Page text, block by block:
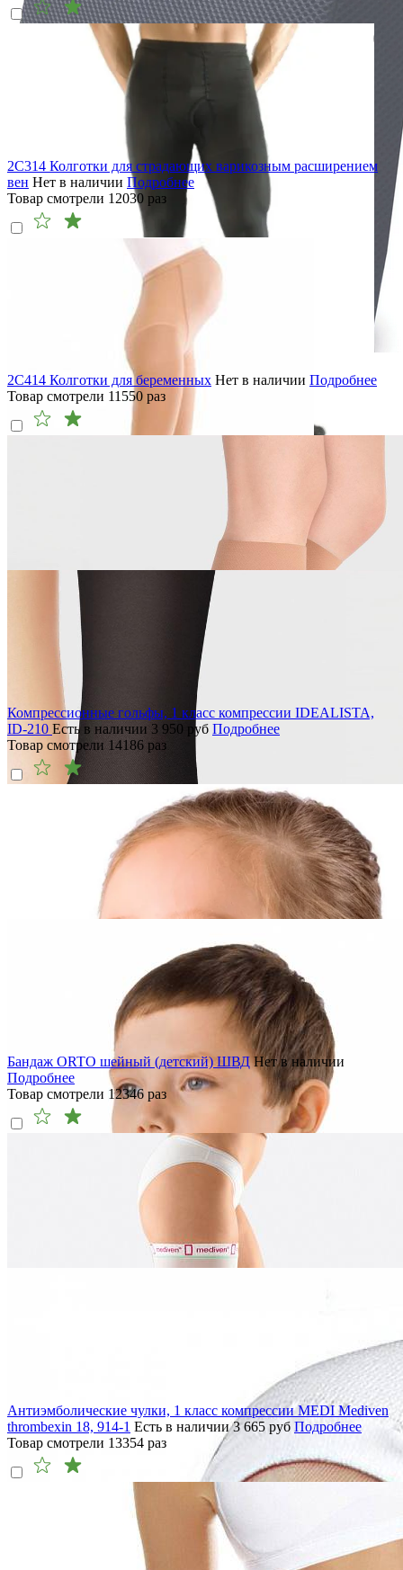
2C314 Колготки для страдающих варикозным расширением
вен Нет в наличии Подробнее
Товар смотрели 12030 раз
2C414 Колготки для беременных Нет в наличии Подробнее
Товар смотрели 11550 раз
Компрессионные гольфы, 1 класс компрессии IDEALISTA,
ID-210 Есть в наличии 3 950 руб Подробнее
Товар смотрели 14186 раз
Бандаж ORTO шейный (детский) ШВД Нет в наличии
Подробнее
Товар смотрели 12346 раз
Антиэмболические чулки, 1 класс компрессии MEDI Mediven
thrombexin 18, 914-1 Есть в наличии 3 665 руб Подробнее
Товар смотрели 13354 раз